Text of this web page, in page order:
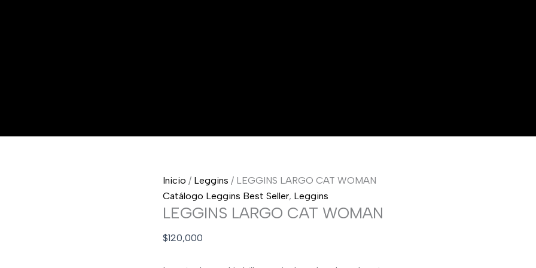
Inicio / Leggins / LEGGINS LARGO CAT WOMAN
Catálogo Leggins Best Seller, Leggins
LEGGINS LARGO CAT WOMAN
$120,000